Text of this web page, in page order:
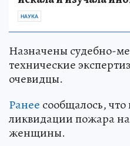
НАУКА
Назначены судебно-
технические
очевидцы.
Ранее сообщалось,
ликвидации пожара
женщины.